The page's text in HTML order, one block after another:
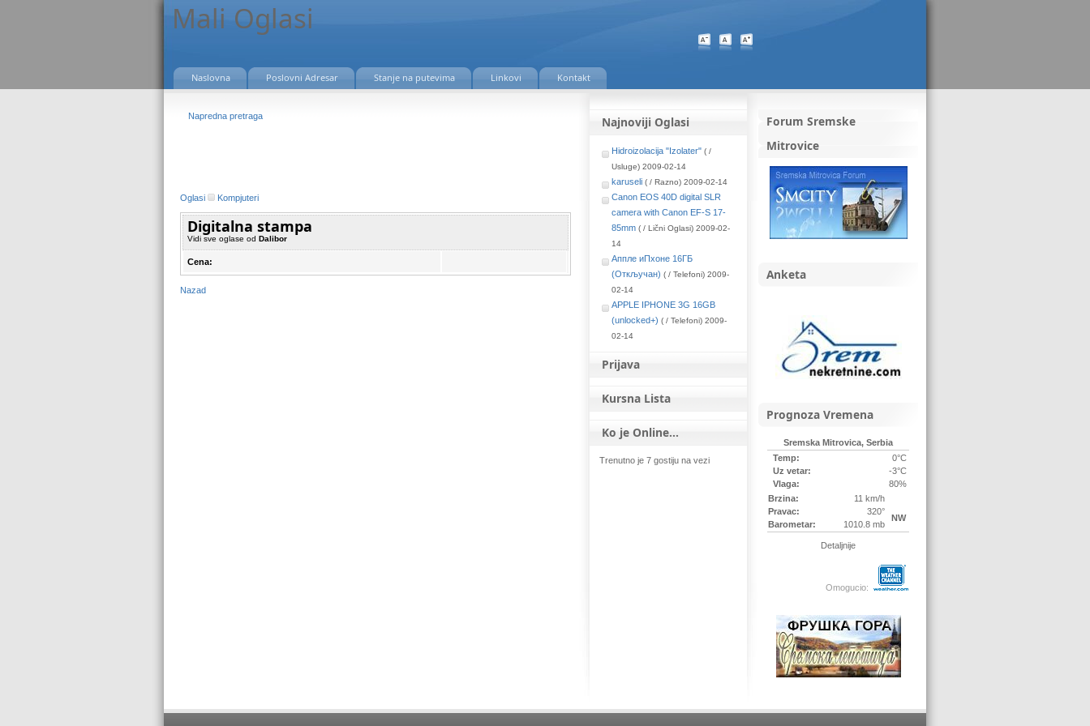
Mali Oglasi
Naslovna Poslovni Adresar Stanje na putevima Linkovi Kontakt
Napredna pretraga
Oglasi Kompjuteri
Digitalna stampa
Vidi sve oglase od Dalibor
Cena:
Nazad
Najnoviji Oglasi
Hidroizolacija "Izolater" ( /
Usluge) 2009-02-14
karuseli ( / Razno) 2009-02-14
Canon EOS 40D digital SLR
camera with Canon EF-S 17-
85mm ( / Lični Oglasi) 2009-02-
14
Аппле иПхоне 16ГБ
(Откључан) ( / Telefoni) 2009-
02-14
APPLE IPHONE 3G 16GB
(unlocked+) ( / Telefoni) 2009-
02-14
Prijava
Kursna Lista
Ko je Online...
Trenutno je 7 gostiju na vezi
Forum Sremske
Mitrovice
Anketa
Prognoza Vremena
Sremska Mitrovica, Serbia
Temp:
0°C
Uz vetar:
-3°C
Vlaga:
80%
Brzina:
11 km/h
Pravac:
320°
Barometar:
1010.8 mb
NW
Detaljnije
Omogucio: